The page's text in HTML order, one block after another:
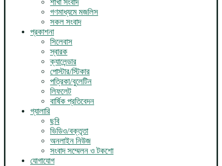
শাখা সংবাদ
গণমাধ্যমে মজলিস
সকল সংবাদ
প্রকাশনা
সিলেবাস
স্বারক
ক্যালেন্ডার
পোস্টার/স্টিকার
পত্রিকা/বুলেটিন
লিফলেট
বার্ষিক প্রতিবেদন
গ্যালারি
ছবি
ভিডিও/বক্তৃতা
অনলাইন নিউজ
সংবাদ সম্মেলন ও টকশো
যোগাযোগ